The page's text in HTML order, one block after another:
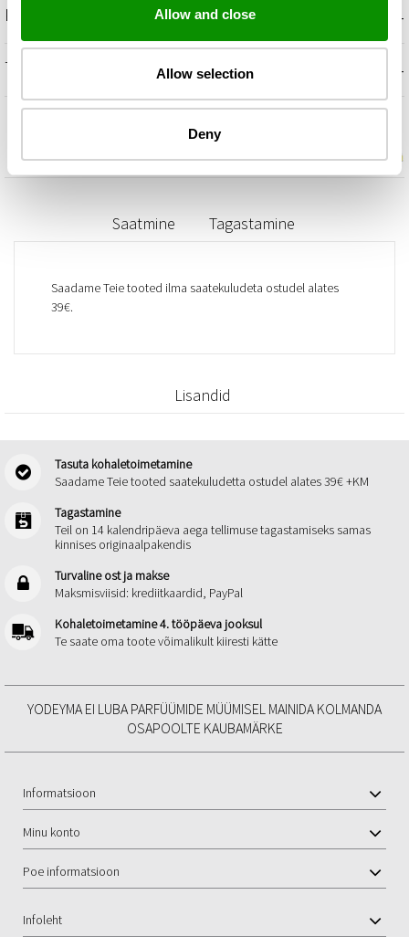
Allow and close
Allow selection
Deny
KOOSTISAINED +
TÄIENDAV TEAVE +
Saatmine Tagastamine
Saadame Teie tooted ilma saatekuludeta ostudel alates
39€.
Lisandid
Tasuta kohaletoimetamine
Saadame Teie tooted saatekuludetta ostudel alates 39€ +KM
Tagastamine
Teil on 14 kalendripäeva aega tellimuse tagastamiseks samas
kinnises originaalpakendis
Turvaline ost ja makse
Maksmisviisid: krediitkaardid, PayPal
Kohaletoimetamine 4. tööpäeva jooksul
Te saate oma toote võimalikult kiiresti kätte
YODEYMA EI LUBA PARFÜÜMIDE MÜÜMISEL MAINIDA KOLMANDA
OSAPOOLTE KAUBAMÄRKE
Informatsioon
Minu konto
Poe informatsioon
Infoleht